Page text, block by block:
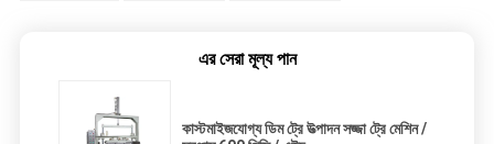
এর সেরা মূল্য পান
কাস্টমাইজযোগ্য ডিম ট্রে উত্পাদন সজ্জা ট্রে মেশিন /